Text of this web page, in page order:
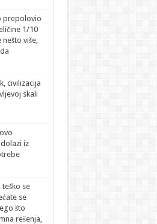
prepolovio
1/10
više,
civilizacija
skali
iz
se
se
što
rešenja,